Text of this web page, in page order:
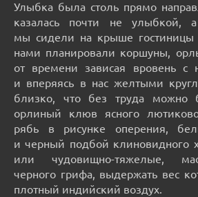
Улыбка была столь прямо
казалась почти не улыбкой,
мы сидели на крыше
нами планировали коршуны,
от времени зависая вровень с
и вперяясь в нас желтыми
близко, что без труда можно
орлиный клюв ясного
рябь в рисунке оперения,
и черный подбой клиновидного
или чудовищно-тяжелые,
черного грифа, выдержать вес
плотный индийский воздух.